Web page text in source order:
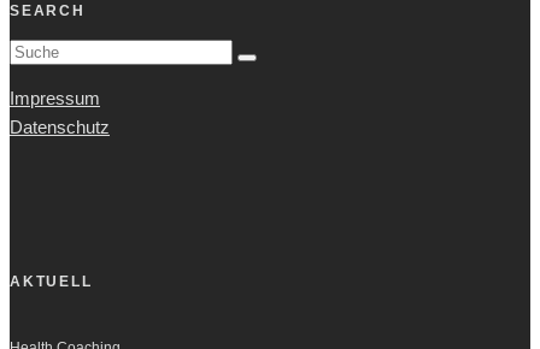
SEARCH
Impressum
Datenschutz
AKTUELL